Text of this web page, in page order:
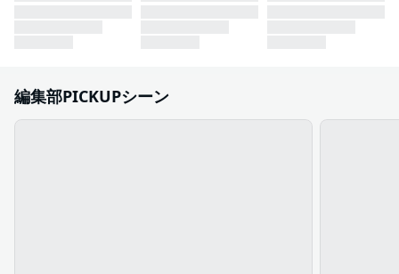
編集部PICKUPシーン